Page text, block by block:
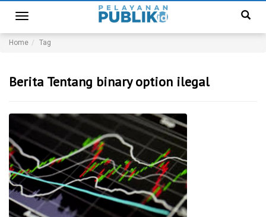
Toggle
navigation
Home Tag
Berita Tentang binary option ilegal